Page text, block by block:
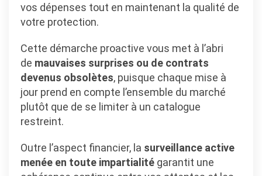
vos dépenses tout en maintenant la qualité de
votre protection.
Cette démarche proactive vous met à l’abri
de mauvaises surprises ou de contrats
devenus obsolètes, puisque chaque mise à
jour prend en compte l’ensemble du marché
plutôt que de se limiter à un catalogue
restreint.
Outre l’aspect financier, la surveillance active
menée en toute impartialité garantit une